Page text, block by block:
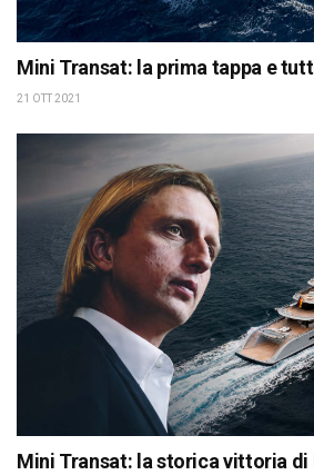
Mini Transat: la prima tappa e
21 OTT 2021
Mini Transat: la storica vittoria di